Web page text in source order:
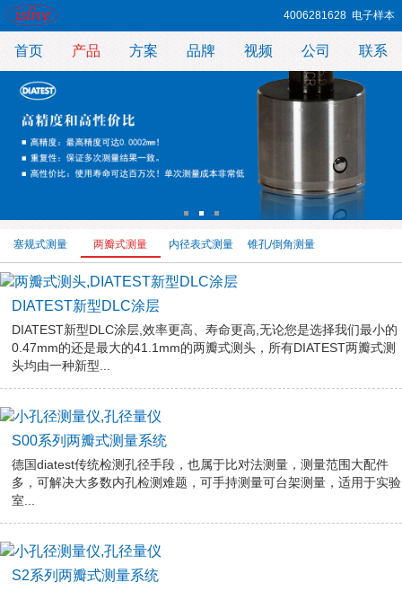
4006281628 电子样本
首页 产品 方案 品牌 视频 公司 联系
塞规式测量 两瓣式测量 内径表式测量 锥孔/倒角测量
DIATEST新型DLC涂层
DIATEST新型DLC涂层,效率更高、寿命更高,无论您是选择我们最小的
0.47mm的还是最大的41.1mm的两瓣式测头，所有DIATEST两瓣式测
头均由一种新型...
S00系列两瓣式测量系统
德国diatest传统检测孔径手段，也属于比对法测量，测量范围大配件
多，可解决大多数内孔检测难题，可手持测量可台架测量，适用于实验
室...
S2系列两瓣式测量系统